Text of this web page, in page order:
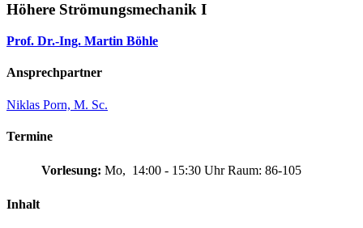
Höhere Strömungsmechanik I
Prof. Dr.-Ing. Martin Böhle
Ansprechpartner
Niklas Porn, M. Sc.
Termine
Vorlesung: Mo, 14:00 - 15:30 Uhr Raum: 86-105
Inhalt